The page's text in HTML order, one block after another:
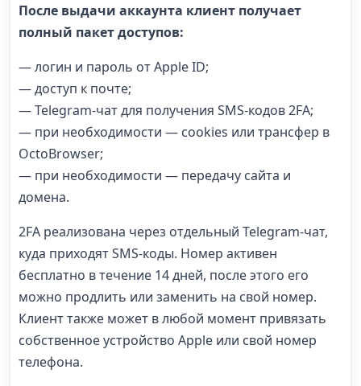
После выдачи аккаунта клиент получает
полный пакет доступов:
— логин и пароль от Apple ID;
— доступ к почте;
— Telegram-чат для получения SMS-кодов 2FA;
— при необходимости — cookies или трансфер в
OctoBrowser;
— при необходимости — передачу сайта и
домена.
2FA реализована через отдельный Telegram-чат,
куда приходят SMS-коды. Номер активен
бесплатно в течение 14 дней, после этого его
можно продлить или заменить на свой номер.
Клиент также может в любой момент привязать
собственное устройство Apple или свой номер
телефона.